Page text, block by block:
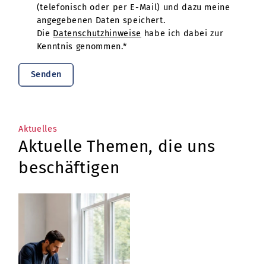
(telefonisch oder per E-Mail) und dazu meine
angegebenen Daten speichert.
Die Datenschutzhinweise habe ich dabei zur
Kenntnis genommen.*
Senden
Aktuelles
Aktuelle Themen, die uns
beschäftigen